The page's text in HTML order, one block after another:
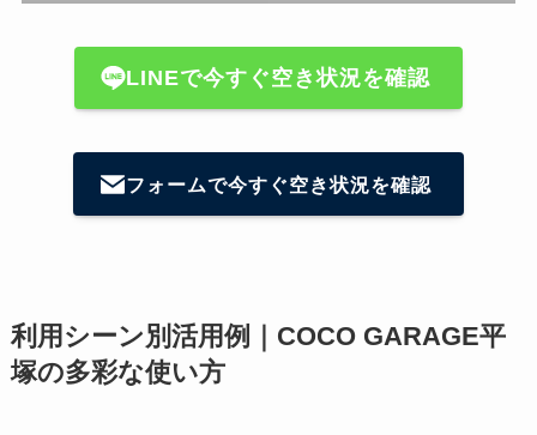
LINEで今すぐ空き状況を確認
フォームで今すぐ空き状況を確認
利用シーン別活用例｜COCO GARAGE平
塚の多彩な使い方